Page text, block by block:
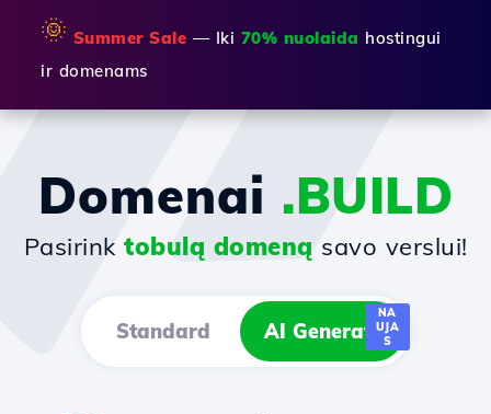
🌞 Summer Sale — Iki 70% nuolaida hostingui
ir domenams
Domenai .BUILD
Pasirink tobulą domeną savo verslui!
Standard AI Generator
NA
UJA
S